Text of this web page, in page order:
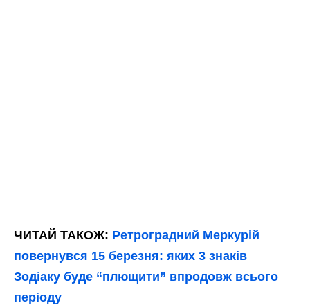
ЧИТАЙ ТАКОЖ: Ретроградний Меркурій
повернувся 15 березня: яких 3 знаків
Зодіаку буде “плющити” впродовж всього
періоду